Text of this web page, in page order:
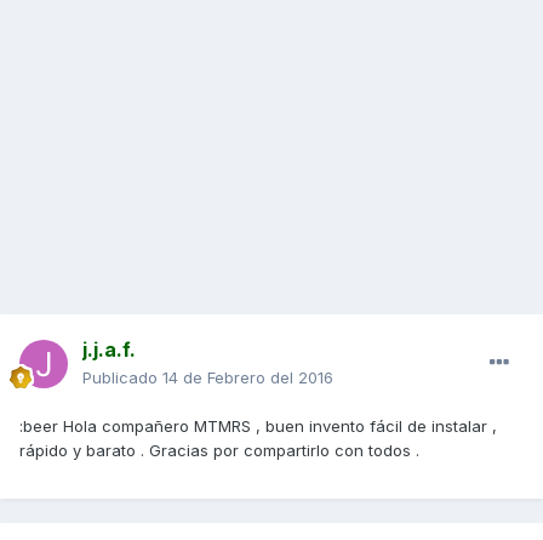
j.j.a.f.
Publicado 14 de Febrero del 2016
:beer Hola compañero MTMRS , buen invento fácil de instalar ,
rápido y barato . Gracias por compartirlo con todos .